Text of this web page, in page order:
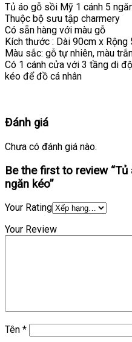
Tủ áo gỗ sồi Mỹ 1 cánh 5
Thuộc bộ sưu tập charmery
Có sẵn hàng với màu gỗ
Kích thước : Dài 90cm x
Màu sắc: gỗ tự nhiên, màu
Có 1 cánh cửa với 3 tầng di
kéo để đồ cá nhân
Đánh giá
Chưa có đánh giá nào.
Be the first to review
ngăn kéo”
Your Rating
Your Review
Tên *